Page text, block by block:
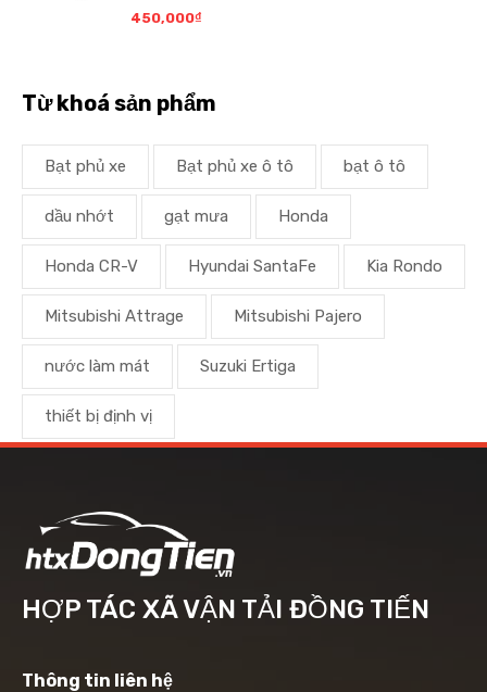
450,000₫
Từ khoá sản phẩm
Bạt phủ xe Bạt phủ xe ô tô bạt ô tô
dầu nhớt gạt mưa Honda
Honda CR-V Hyundai SantaFe Kia Rondo
Mitsubishi Attrage Mitsubishi Pajero
nước làm mát Suzuki Ertiga
thiết bị định vị
HỢP TÁC XÃ VẬN TẢI ĐỒNG TIẾN
Thông tin liên hệ